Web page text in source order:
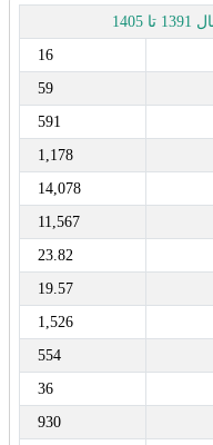
16
59
591
1,178
14,078
11,567
23.82
19.57
1,526
554
36
930